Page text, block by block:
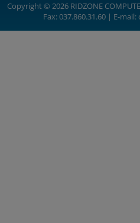
Copyright © 2026 RIDZONE
Fax: 037.860.31.60 | E-mail: